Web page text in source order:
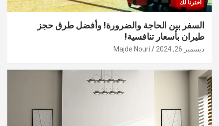
اخترنا لك
السفر بين الحاجة والضرورة! وأفضل طرق حجز
طيران بأسعار تنافسية!
ديسمبر 26, 2024 Majde Nouri